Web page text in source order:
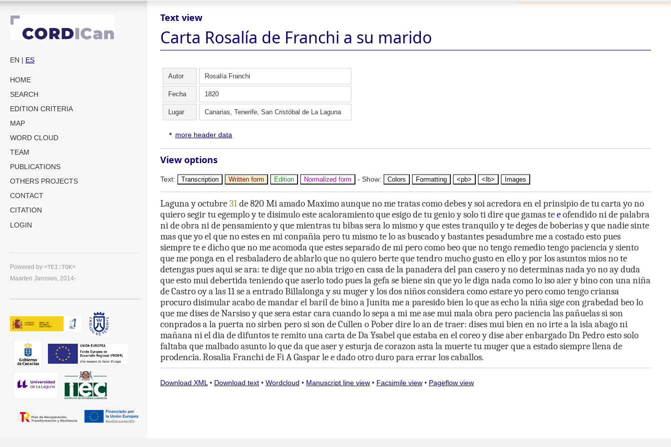
EN | ES
HOME
SEARCH
EDITION CRITERIA
MAP
WORD CLOUD
TEAM
PUBLICATIONS
OTHERS PROJECTS
CONTACT
CITATION
LOGIN
Powered by<TEI:TOK>
Maarten Janssen, 2014-
Text view
Carta Rosalía de Franchi a su marido
Autor Rosalía Franchi
Fecha 1820
Lugar Canarias, Tenerife, San Cristóbal de La Laguna
more header data
View options
Text: Transcription Written form Edition Normalized form - Show: Colors Formatting <pb> <lb> Images
Lagunayoctubre31de820MiamadoMaximoaunquenometratascomodebesysoiacredoraenelprinsipiodetucartayono
quierosegirtuegemploytedisimuloesteacaloramientoqueesigodetugenioysolotidirequegamasteeofendidonidepalabra
nideobranidepensamientoyquemientrastubibasseralomismoyqueestestranquiloytedegesdeboberiasyquenadiesinte
masqueyoelquenoestesenmiconpañiaperotumismoteloasbuscadoybastantespesadumbremeacostadoestopues
siempreteedichoquenomeacomodaqueestesseparadodemiperocomobeoquenotengoremediotengopacienciaysiento
quemepongaenelresbaladerodeablarloquenoquierobertequetendromuchogustoenelloyporlosasuntosmiosnote
detengaspuesaquiseara: tedigequenoabiatrigoencasadelapanaderadelpancaseroynodeterminasnadayonoayduda
queestomuidebertidateniendoqueaserlotodopueslagefasebienesinqueyolediganadacomoloisoaierybinoconunaniña
deCastrooyalas11seaentradoBillalongaysumugerylosdosniñosconsideracomoestareyoperocomotengocriansa
procurodisimularacabodemandarelbarildebinoaJunitameaparesidobienloqueasecholaniñasigecongrabedadbeolo
quemedisesdeNarsisoyqueseraestarcaracuandolosepaamimeasemuimalaobraperopaciencialaspañuelassison
conpradosalapuertanosirbenperosisondeCullenoPoberdireloandetraer: disesmuibienennoirtealaislaabagoni
mañananieldiadedifuntosteremitounacartadeDaYsabelqueestabaenelcoreoydiseaberenbargadoDnPedroestosolo
faltabaquemalbadoasuntoloquedaqueaseryesturjadecorazonastalamuertetumugerqueaestadosiemprellenade
prodencia.RosaliaFranchideFiAGasparleedadootroduroparaerrarloscaballos.
Download XML • Download text• Wordcloud • Manuscript line view• Facsimile view• Pageflow view